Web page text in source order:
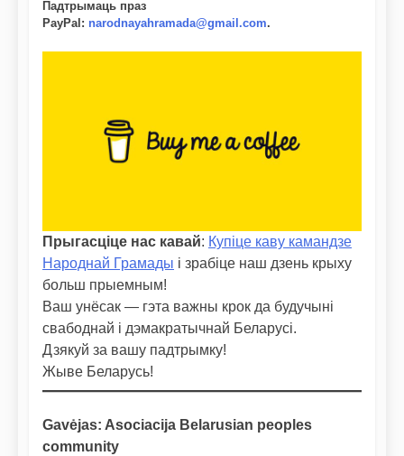
Падтрымаць праз
PayPal : narodnayahramada@gmail.com.
Прыгасціце нас кавай: Купіце каву камандзе
Народнай Грамады і зрабіце наш дзень крыху
больш прыемным!
Ваш унёсак — гэта важны крок да будучыні
свабоднай і дэмакратычнай Беларусі.
Дзякуй за вашу падтрымку!
Жыве Беларусь!
Gavėjas: Asociacija Belarusian peoples
community